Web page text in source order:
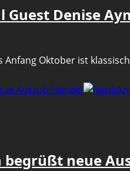
Guest Denise
Anfang Oktober ist
Auszubildende
begrüßt neue